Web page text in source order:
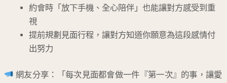
約會時「放下手機、全心陪伴」也能讓對方感受到重
視
提前規劃見面行程，讓對方知道你願意為這段感情付
出努力
網友分享：「每次見面都會做一件『第一次』的事，讓愛